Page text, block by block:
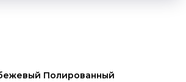
Полированный